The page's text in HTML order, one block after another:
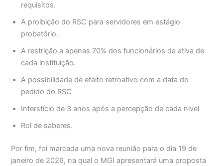
requisitos.
A proibição do RSC para servidores em estágio
probatório.
A restrição a apenas 70% dos funcionários da ativa de
cada instituição.
A possibilidade de efeito retroativo com a data do
pedido do RSC
Interstício de 3 anos após a percepção de cada nivel
Rol de saberes.
Por fim, foi marcada uma nova reunião para o dia 19 de
janeiro de 2026, na qual o MGI apresentará uma proposta